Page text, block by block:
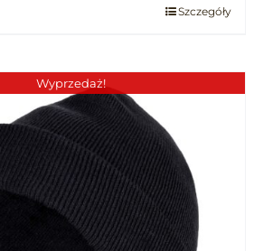
Szczegóły
Wyprzedaż!